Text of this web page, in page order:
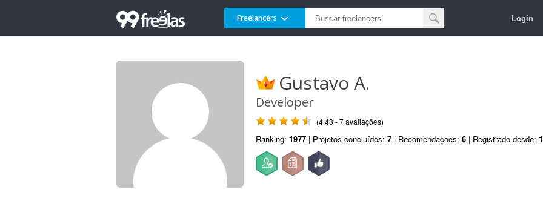
Freelancers Login
Gustavo A.
Developer
(4.43 - 7 avaliações)
Ranking: 1977 | Projetos concluídos: 7 | Recomendações: 6 | Registrado desde: